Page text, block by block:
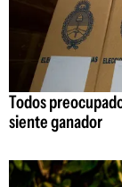
Todos
siente ganador